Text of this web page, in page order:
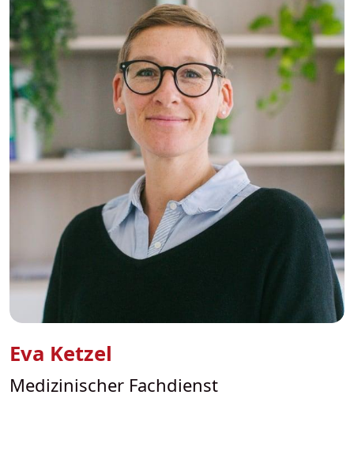
Eva Ketzel
Medizinischer Fachdienst